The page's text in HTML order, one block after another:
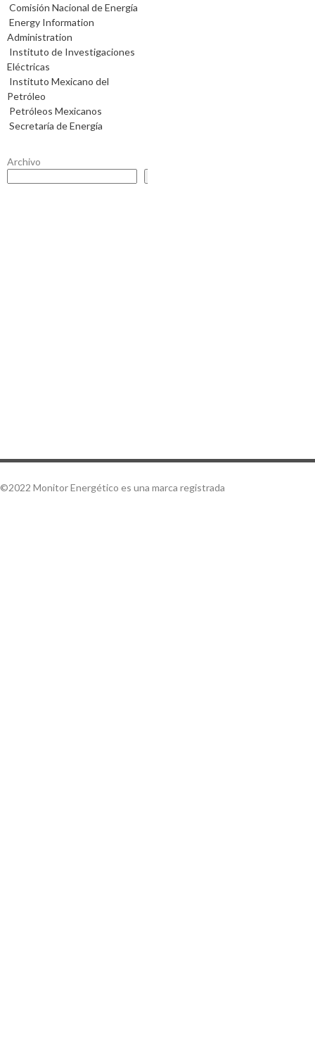
Comisión Nacional de Energía
Energy Information
Administration
Instituto de Investigaciones
Eléctricas
Instituto Mexicano del
Petróleo
Petróleos Mexicanos
Secretaría de Energía
Archivo
©2022 Monitor Energético es una marca registrada